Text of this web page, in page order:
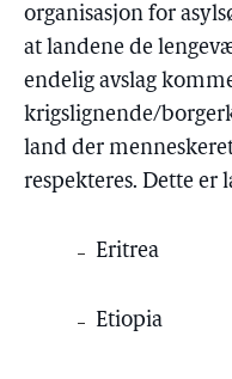
organisasjon for
at landene de
endelig avslag
krigslignende/
land der
respekteres. Dette er
Eritrea
Etiopia